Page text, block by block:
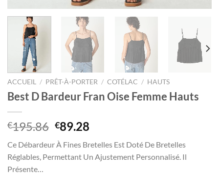
ACCUEIL / PRÊT-À-PORTER / COTÉLAC / HAUTS
Best D Bardeur Fran Oise Femme Hauts
€195.86 Le
prix
initial
était :
€89.28
actuel
est :
Ce Débardeur À Fines Bretelles Est Doté De Bretelles
Réglables, Permettant Un Ajustement Personnalisé. Il
Présente…